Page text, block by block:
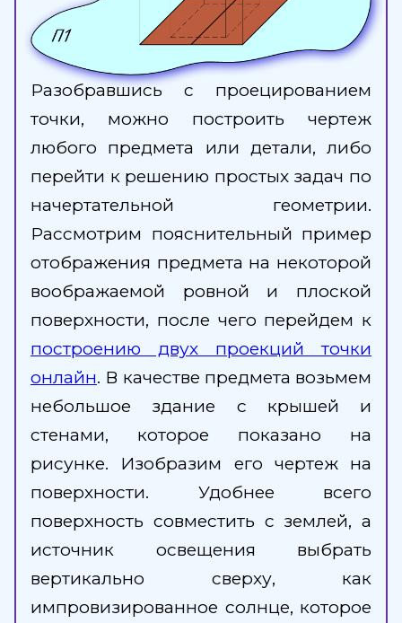
Разобравшись с проецированием
точки, можно построить чертеж
любого предмета или детали, либо
перейти к решению простых задач по
начертательной геометрии.
Рассмотрим пояснительный пример
отображения предмета на некоторой
воображаемой ровной и плоской
поверхности, после чего перейдем к
построению двух проекций точки
онлайн. В качестве предмета возьмем
небольшое здание с крышей и
стенами, которое показано на
рисунке. Изобразим его чертеж на
поверхности. Удобнее всего
поверхность совместить с землей, а
источник освещения выбрать
вертикально сверху, как
импровизированное солнце, которое